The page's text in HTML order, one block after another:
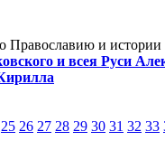
Православию и истории
и всея Руси
25 26 27 28 29 30 31 32 33